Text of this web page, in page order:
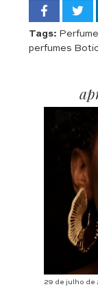
Tags: Perfume
perfumes
29 de julho de